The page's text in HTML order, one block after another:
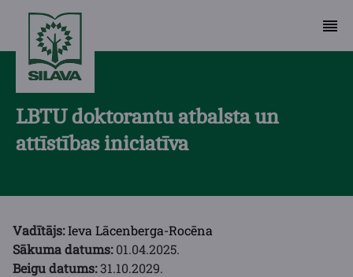
LBTU doktorantu atbalsta un
attīstības iniciatīva
Vadītājs:Ieva Lācenberga-Rocēna
Sākuma datums:01.04.2025.
Beigu datums:31.10.2029.